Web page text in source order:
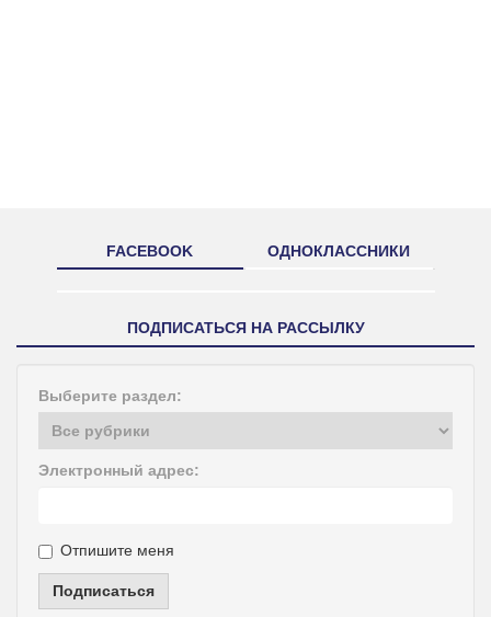
FACEBOOK ОДНОКЛАССНИКИ
ПОДПИСАТЬСЯ НА РАССЫЛКУ
Выберите раздел:
Электронный адрес:
Отпишите меня
Подписаться